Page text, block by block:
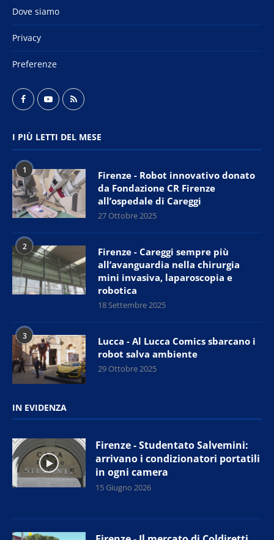
Dove siamo
Privacy
Preferenze
I PIÙ LETTI DEL MESE
1
Firenze - Robot innovativo donato
da Fondazione CR Firenze
all’ospedale di Careggi
27 Ottobre 2025
2
Firenze - Careggi sempre più
all’avanguardia nella chirurgia
mini invasiva, laparoscopia e
robotica
18 Settembre 2025
3
Lucca - Al Lucca Comics sbarcano i
robot salva ambiente
29 Ottobre 2025
IN EVIDENZA
Firenze - Studentato Salvemini:
arrivano i condizionatori portatili
in ogni camera
15 Giugno 2026